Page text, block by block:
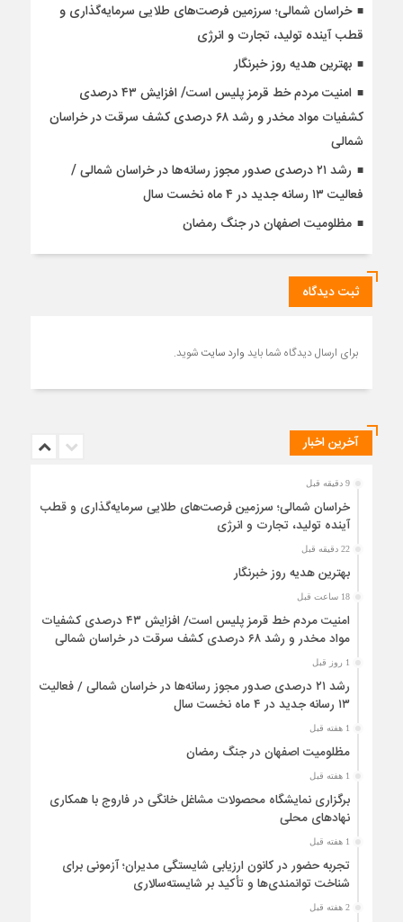
خراسان شمالی؛ سرزمین فرصت‌های طلایی سرمایه‌گذاری و
قطب آینده تولید، تجارت و انرژی
بهترین هدیه روز خبرنگار
امنیت مردم خط قرمز پلیس است/ افزایش ۴۳ درصدی
کشفیات مواد مخدر و رشد ۶۸ درصدی کشف سرقت در خراسان
شمالی
رشد ۲۱ درصدی صدور مجوز رسانه‌ها در خراسان شمالی /
فعالیت ۱۳ رسانه جدید در ۴ ماه نخست سال
مظلومیت اصفهان در جنگ رمضان
ثبت دیدگاه
برای ارسال دیدگاه شما باید وارد سایت شوید.
آخرین اخبار
9 دقیقه قبل
خراسان شمالی؛ سرزمین فرصت‌های طلایی سرمایه‌گذاری و قطب
آینده تولید، تجارت و انرژی
22 دقیقه قبل
بهترین هدیه روز خبرنگار
18 ساعت قبل
امنیت مردم خط قرمز پلیس است/ افزایش ۴۳ درصدی کشفیات
مواد مخدر و رشد ۶۸ درصدی کشف سرقت در خراسان شمالی
1 روز قبل
رشد ۲۱ درصدی صدور مجوز رسانه‌ها در خراسان شمالی / فعالیت
۱۳ رسانه جدید در ۴ ماه نخست سال
1 هفته قبل
مظلومیت اصفهان در جنگ رمضان
1 هفته قبل
برگزاری نمایشگاه محصولات مشاغل خانگی در فاروج با همکاری
نهادهای محلی
1 هفته قبل
تجربه حضور در کانون ارزیابی شایستگی مدیران؛ آزمونی برای
شناخت توانمندی‌ها و تأکید بر شایسته‌سالاری
2 هفته قبل